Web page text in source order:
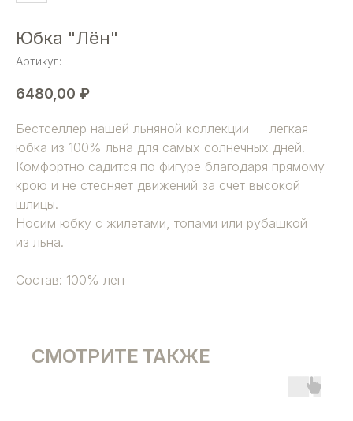
Юбка "Лён"
Артикул:
6480,00 ₽
Бестселлер нашей льняной коллекции — легкая
юбка из 100% льна для самых солнечных дней.
Комфортно садится по фигуре благодаря прямому
крою и не стесняет движений за счет высокой
шлицы.
Носим юбку с жилетами, топами или рубашкой
из льна.
Состав: 100% лен
СМОТРИТЕ ТАКЖЕ